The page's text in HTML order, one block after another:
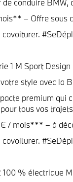
conduire BMW,
– Offre sous
covoiturer.
1 M Sport
style avec la
premium qui
tous vos
/ mois*** – à
covoiturer.
100 % électrique